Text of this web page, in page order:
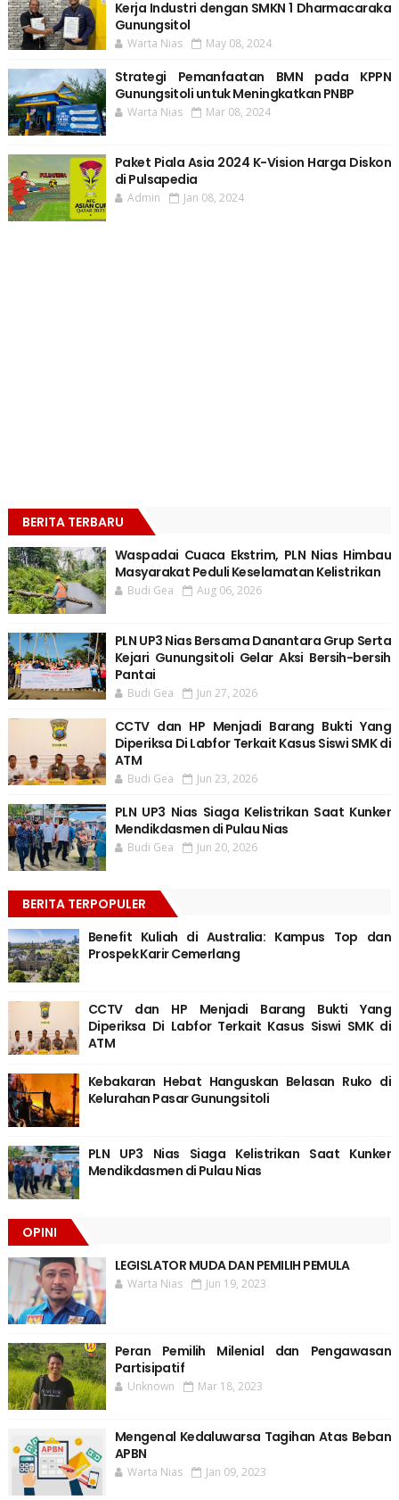
Kerja Industri dengan SMKN 1 Dharmacaraka
Gunungsitol
Warta Nias May 08, 2024
Strategi Pemanfaatan BMN pada KPPN
Gunungsitoli untuk Meningkatkan PNBP
Warta Nias Mar 08, 2024
Paket Piala Asia 2024 K-Vision Harga Diskon
di Pulsapedia
Admin Jan 08, 2024
BERITA TERBARU
Waspadai Cuaca Ekstrim, PLN Nias Himbau
Masyarakat Peduli Keselamatan Kelistrikan
Budi Gea Aug 06, 2026
PLN UP3 Nias Bersama Danantara Grup Serta
Kejari Gunungsitoli Gelar Aksi Bersih-bersih
Pantai
Budi Gea Jun 27, 2026
CCTV dan HP Menjadi Barang Bukti Yang
Diperiksa Di Labfor Terkait Kasus Siswi SMK di
ATM
Budi Gea Jun 23, 2026
PLN UP3 Nias Siaga Kelistrikan Saat Kunker
Mendikdasmen di Pulau Nias
Budi Gea Jun 20, 2026
BERITA TERPOPULER
Benefit Kuliah di Australia: Kampus Top dan
Prospek Karir Cemerlang
CCTV dan HP Menjadi Barang Bukti Yang
Diperiksa Di Labfor Terkait Kasus Siswi SMK di
ATM
Kebakaran Hebat Hanguskan Belasan Ruko di
Kelurahan Pasar Gunungsitoli
PLN UP3 Nias Siaga Kelistrikan Saat Kunker
Mendikdasmen di Pulau Nias
OPINI
LEGISLATOR MUDA DAN PEMILIH PEMULA
Warta Nias Jun 19, 2023
Peran Pemilih Milenial dan Pengawasan
Partisipatif
Unknown Mar 18, 2023
Mengenal Kedaluwarsa Tagihan Atas Beban
APBN
Warta Nias Jan 09, 2023